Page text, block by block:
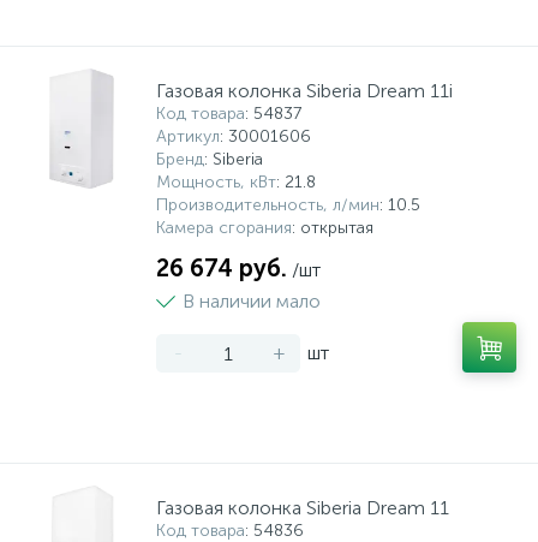
Газовая колонка Siberia Dream 11i
Код товара: 54837
Артикул: 30001606
Бренд: Siberia
Мощность, кВт: 21.8
Производительность, л/мин: 10.5
Камера сгорания: открытая
26 674 руб. /шт
В наличии мало
- + шт
Газовая колонка Siberia Dream 11
Код товара: 54836